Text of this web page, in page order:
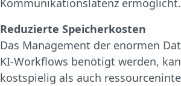
Kommunikationslatenz ermöglicht.
Reduzierte Speicherkosten
Das Management der enormen
KI-Workflows benötigt werden,
kostspielig als auch